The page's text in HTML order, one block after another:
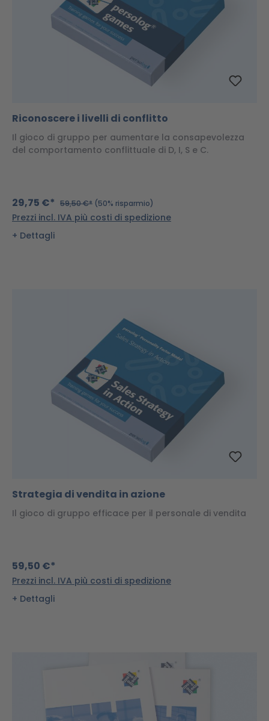
Riconoscere i livelli di conflitto
Il gioco di gruppo per aumentare la consapevolezza
del comportamento conflittuale di D, I, S e C.
29,75 €* 59,50 €* (50% risparmio)
Prezzi incl. IVA più costi di spedizione
Dettagli
Strategia di vendita in azione
Il gioco di gruppo efficace per il personale di vendita
59,50 €*
Prezzi incl. IVA più costi di spedizione
Dettagli